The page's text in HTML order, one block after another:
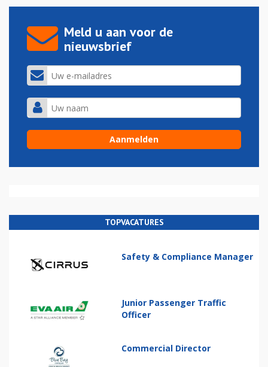
Meld u aan voor de
nieuwsbrief
TOPVACATURES
Safety & Compliance Manager
Junior Passenger Traffic
Officer
Commercial Director